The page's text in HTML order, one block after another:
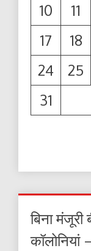
10
11
17
18
24
25
31
बिना मंजूरी